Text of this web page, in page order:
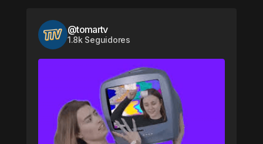
@tomartv
1.8k Seguidores